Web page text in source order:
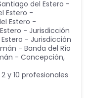
del Estero -
Estero -
Estero -
- Jurisdicción
- Jurisdicción
- Banda del Río
- Concepción,
y 10 profesionales